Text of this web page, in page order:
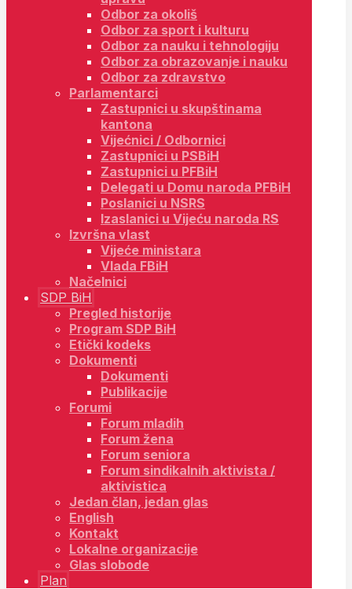
Odbor za okoliš
Odbor za sport i kulturu
Odbor za nauku i tehnologiju
Odbor za obrazovanje i nauku
Odbor za zdravstvo
Parlamentarci
Zastupnici u skupštinama
kantona
Vijećnici / Odbornici
Zastupnici u PSBiH
Zastupnici u PFBiH
Delegati u Domu naroda PFBiH
Poslanici u NSRS
Izaslanici u Vijeću naroda RS
Izvršna vlast
Vijeće ministara
Vlada FBiH
Načelnici
SDP BiH
Pregled historije
Program SDP BiH
Etički kodeks
Dokumenti
Dokumenti
Publikacije
Forumi
Forum mladih
Forum žena
Forum seniora
Forum sindikalnih aktivista /
aktivistica
Jedan član, jedan glas
English
Kontakt
Lokalne organizacije
Glas slobode
Plan